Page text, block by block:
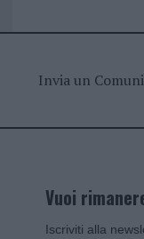
Invia un
Vuoi
Iscriviti alla